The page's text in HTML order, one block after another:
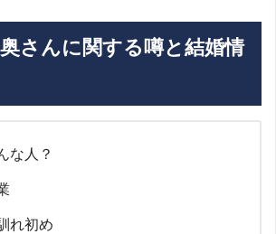
さんに関する噂と結婚情
な人？
れ初め